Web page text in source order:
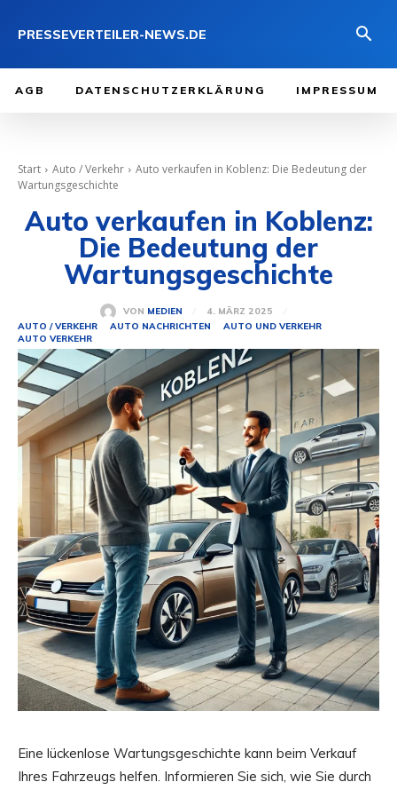
PRESSEVERTEILER-NEWS.DE
AGB DATENSCHUTZERKLÄRUNG IMPRESSUM
Start Auto / Verkehr
Auto verkaufen in Koblenz: Die Bedeutung der
Wartungsgeschichte
Auto verkaufen in Koblenz:
Die Bedeutung der
Wartungsgeschichte
VON MEDIEN
4. MÄRZ 2025
AUTO / VERKEHR
AUTO NACHRICHTEN
AUTO UND VERKEHR
AUTO VERKEHR
Eine lückenlose Wartungsgeschichte kann beim Verkauf
Ihres Fahrzeugs helfen. Informieren Sie sich, wie Sie durch